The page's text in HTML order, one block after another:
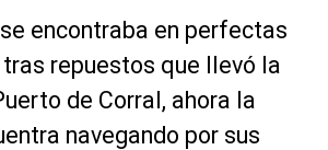
encontraba en perfectas
repuestos que llevó la
de Corral, ahora la
navegando por sus